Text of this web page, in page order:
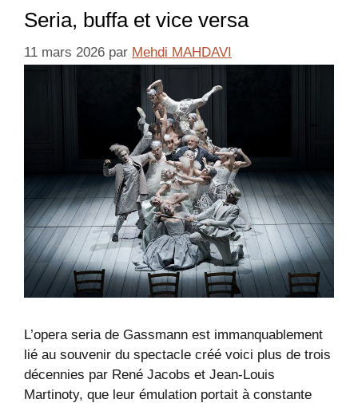
Seria, buffa et vice versa
11 mars 2026 par Mehdi MAHDAVI
L’opera seria de Gassmann est immanquablement
lié au souvenir du spectacle créé voici plus de trois
décennies par René Jacobs et Jean-Louis
Martinoty, que leur émulation portait à constante